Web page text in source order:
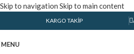
Skip to navigation Skip to main content
KARGO TAKIP
MENU